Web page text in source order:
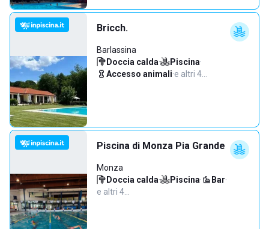
Bricch.
Barlassina
Doccia calda· Piscina·
Accesso animali·e altri 4…
Piscina di Monza Pia Grande
Monza
Doccia calda· Piscina· Bar·
e altri 4…